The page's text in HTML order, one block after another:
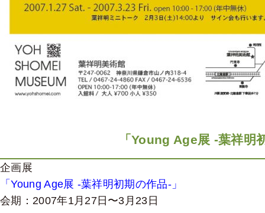
「Young Age展 -葉祥明
企画展
「Young Age展 -葉祥明初期の作品-」
会期：2007年1月27日〜3月23日